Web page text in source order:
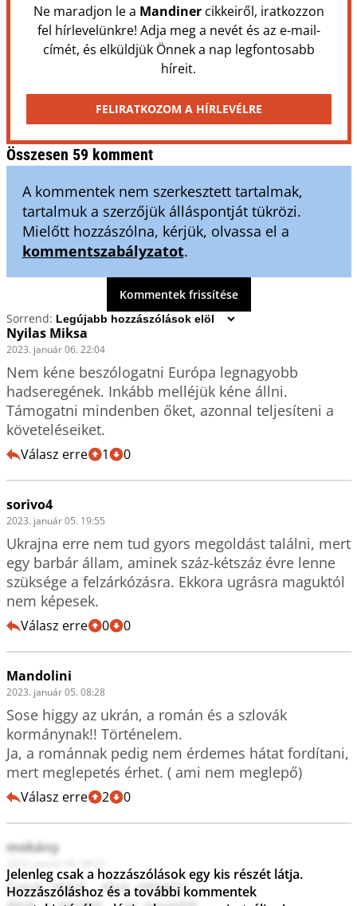
Ne maradjon le a Mandinercikkeiről, iratkozzon
fel hírlevelünkre! Adja meg a nevét és az e-mail-
címét, és elküldjük Önnek a nap legfontosabb
híreit.
FELIRATKOZOM A HÍRLEVÉLRE
Összesen 59 komment
A kommentek nem szerkesztett tartalmak,
tartalmuk a szerzőjük álláspontját tükrözi.
Mielőtt hozzászólna, kérjük, olvassa el a
kommentszabályzatot.
Kommentek frissítése
Sorrend:
Nyilas Miksa
2023. január 06. 22:04
Nem kéne beszólogatni Európa legnagyobb
hadseregének. Inkább melléjük kéne állni.
Támogatni mindenben őket, azonnal teljesíteni a
követeléseiket.
Válasz erre 1 0
sorivo4
2023. január 05. 19:55
Ukrajna erre nem tud gyors megoldást találni, mert
egy barbár állam, aminek száz-kétszáz évre lenne
szüksége a felzárkózásra. Ekkora ugrásra maguktól
nem képesek.
Válasz erre 0 0
Mandolini
2023. január 05. 08:28
Sose higgy az ukrán, a román és a szlovák
kormánynak!! Történelem.
Ja, a románnak pedig nem érdemes hátat fordítani,
mert meglepetés érhet. ( ami nem meglepő)
Válasz erre 2 0
mokány
Cuius  regió  , eius  relegio  .
Jelenleg csak a hozzászólások egy kis részét látja.
Hozzászóláshoz és a további kommentek